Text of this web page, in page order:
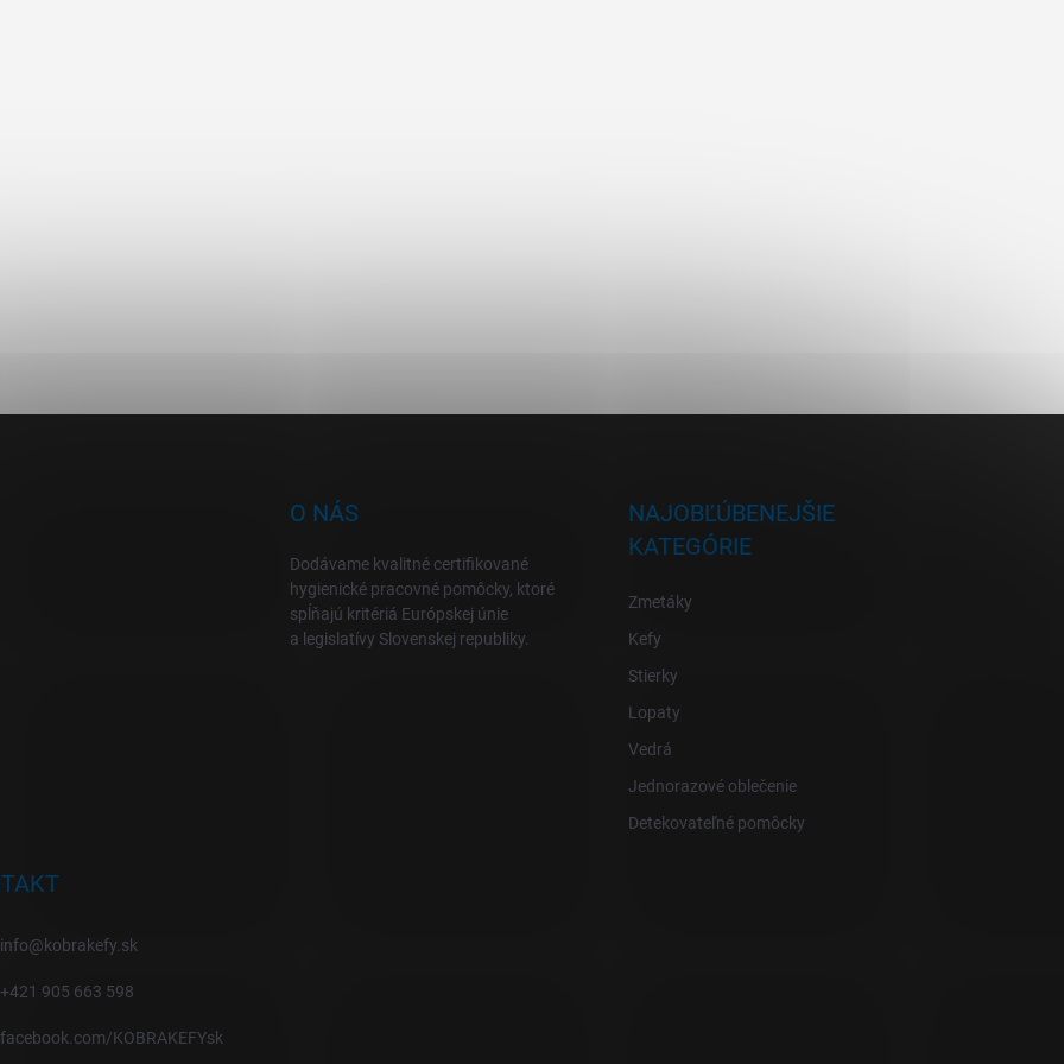
O NÁS
Dodávame kvalitné certifikované
hygienické pracovné pomôcky, ktoré
spĺňajú kritériá Európskej únie
a legislatívy Slovenskej republiky.
NAJOBĽÚBENEJŠIE
KATEGÓRIE
Zmetáky
Kefy
Stierky
Lopaty
Vedrá
Jednorazové oblečenie
Detekovateľné pomôcky
info@kobrakefy.sk
+421 905 663 598
facebook.com/KOBRAKEFYsk